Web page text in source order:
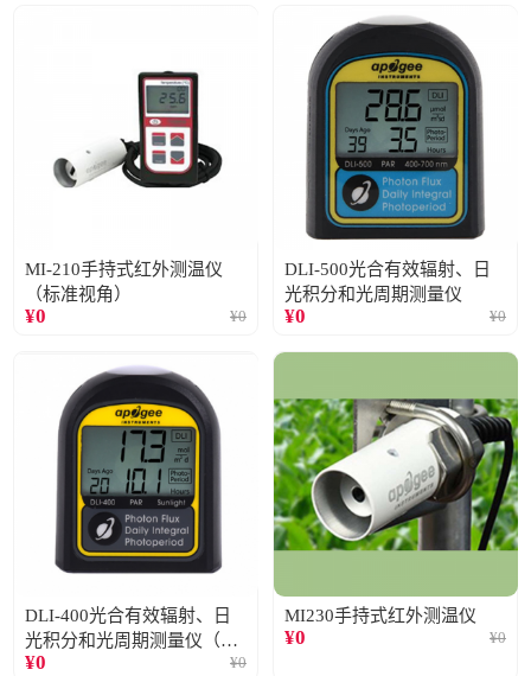
MI-210手持式红外测温仪
（标准视角）
¥0 ¥0
DLI-500光合有效辐射、日
光积分和光周期测量仪
¥0 ¥0
DLI-400光合有效辐射、日
光积分和光周期测量仪（仅
阳光）
¥0 ¥0
MI230手持式红外测温仪
¥0 ¥0